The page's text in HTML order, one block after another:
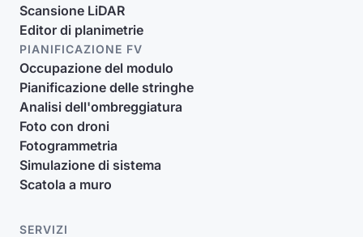
Scansione LiDAR
Editor di planimetrie
PIANIFICAZIONE FV
Occupazione del modulo
Pianificazione delle stringhe
Analisi dell'ombreggiatura
Foto con droni
Fotogrammetria
Simulazione di sistema
Scatola a muro
SERVIZI